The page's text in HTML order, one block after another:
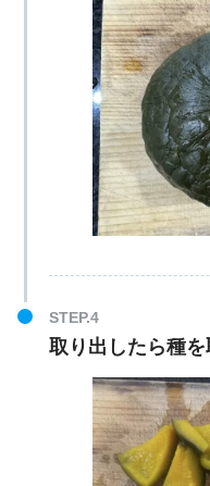
取り出したら種を